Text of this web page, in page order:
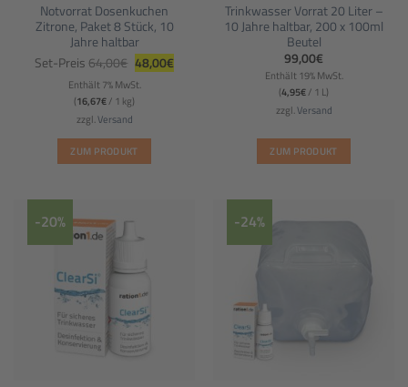
Notvorrat Dosenkuchen
Zitrone, Paket 8 Stück, 10
Jahre haltbar
Set-Preis 64,00€ Ursprünglicher
Preis
war:
64,00€
48,00€Aktueller
Preis
Enthält 7% MwSt.
(16,67€/ 1 kg)
zzgl.Versand
ZUM PRODUKT
Trinkwasser Vorrat 20 Liter –
10 Jahre haltbar, 200 x 100ml
Beutel
99,00€
Enthält 19% MwSt.
(4,95€/ 1 L)
zzgl.Versand
ZUM PRODUKT
-20% -24%